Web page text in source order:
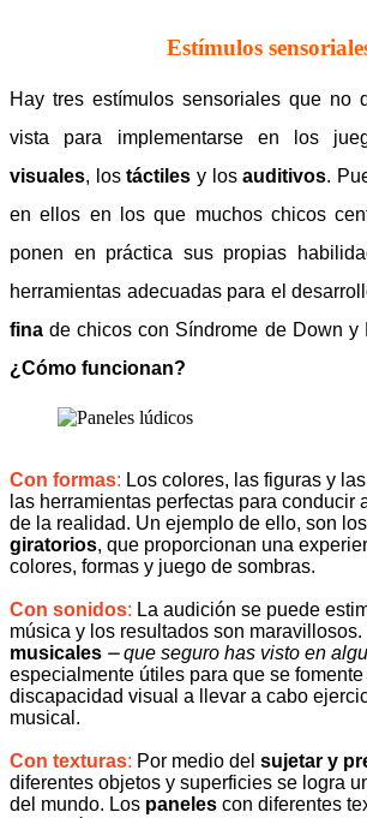
Estímulos
Hay tres estímulos sensoriales que no
vista para implementarse en los
visuales, lostáctiles y losauditivos.
en ellos en los que muchos chicos
ponen en práctica sus propias
herramientas adecuadas para el
fina de chicos con Síndrome de Down y
¿Cómo funcionan?
Con formas: Los colores, las figuras y
las herramientas perfectas para conducir
de la realidad. Un ejemplo de ello, son los
giratorios, que proporcionan una
colores, formas y juego de sombras.
Con sonidos: La audición se puede
música y los resultados son maravillosos.
musicales ⎼ que seguro has visto en
especialmente útiles para que se
discapacidad visual a llevar a cabo
musical.
Con texturas: Por medio del sujetar y
diferentes objetos y superficies se logra
del mundo. Los paneles con diferentes